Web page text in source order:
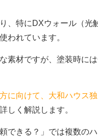
、特にDXウォール（光
われています。
素材ですが、塗装時に
に向けて、大和ハウス
しく解説します。
できる？」では複数の